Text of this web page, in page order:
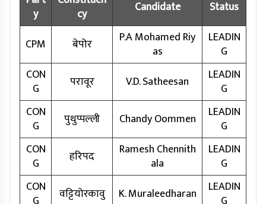
y
cy
Candidate Status
CPM बेपोर
P.A Mohamed Riy
as
LEADIN
G
CON
G
परावूर V.D. Satheesan
LEADIN
G
CON
G
पुथुप्पल्ली Chandy Oommen
LEADIN
G
CON
G
हरिपद
Ramesh Chennith
ala
LEADIN
G
CON
वट्टियोरकावु K. Muraleedharan
LEADIN